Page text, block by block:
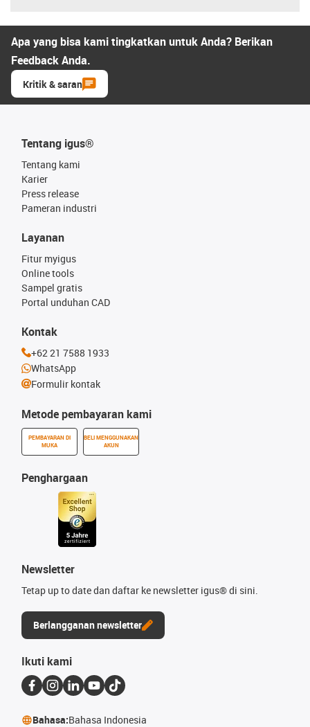
Apa yang bisa kami tingkatkan untuk Anda? Berikan
Feedback Anda.
Kritik & saran
Tentang igus®
Tentang kami
Karier
Press release
Pameran industri
Metode pembayaran kami
PEMBAYARAN DI
MUKA
BELI MENGGUNAKAN
AKUN
Layanan
Fitur myigus
Online tools
Sampel gratis
Portal unduhan CAD
Penghargaan
Newsletter
Tetap up to date dan daftar ke newsletter igus® di sini.
Berlangganan newsletter
Kontak
+62 21 7588 1933
WhatsApp
Formulir kontak
Ikuti kami
Bahasa:Bahasa Indonesia